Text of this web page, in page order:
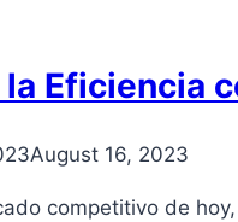
Eficiencia
August 16, 2023
competitivo de